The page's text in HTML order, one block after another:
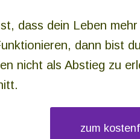
dass dein Leben
dann bist
nicht als Abstieg zu
zum